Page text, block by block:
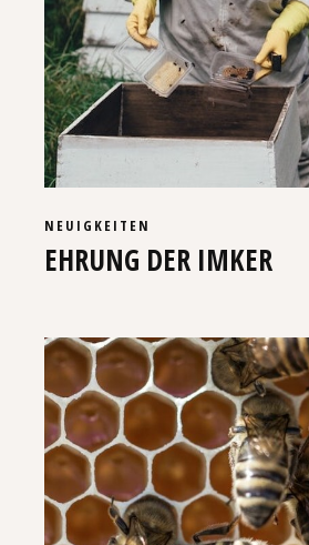
NEUIGKEITEN
EHRUNG DER IMKER